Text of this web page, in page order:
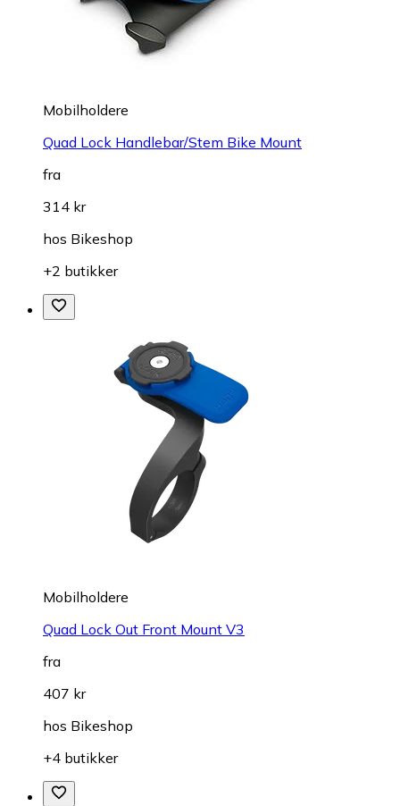
Mobilholdere
Quad Lock Handlebar/Stem Bike Mount
fra
314 kr
hos Bikeshop
+2 butikker
Mobilholdere
Quad Lock Out Front Mount V3
fra
407 kr
hos Bikeshop
+4 butikker